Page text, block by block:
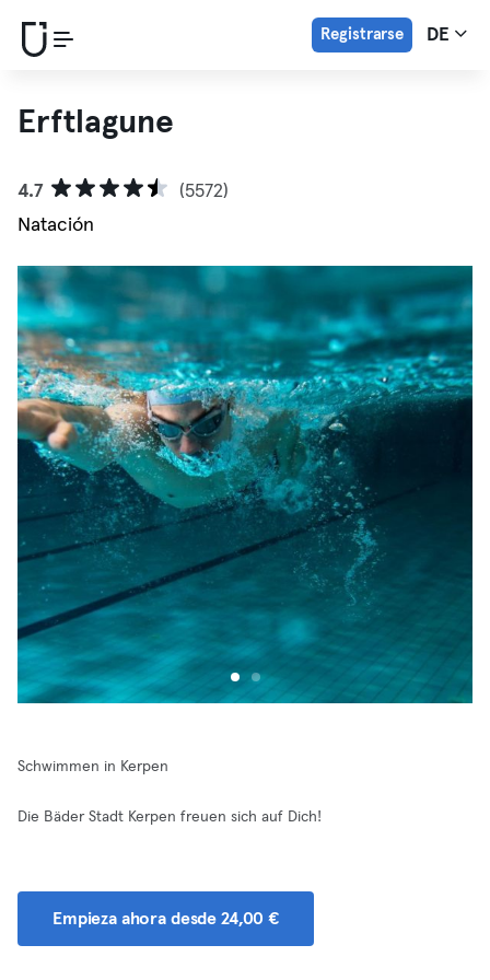
Registrarse DE
Erftlagune
4.7
(5572)
Natación
Schwimmen in Kerpen
Die Bäder Stadt Kerpen freuen sich auf Dich!
Empieza ahora desde 24,00 €